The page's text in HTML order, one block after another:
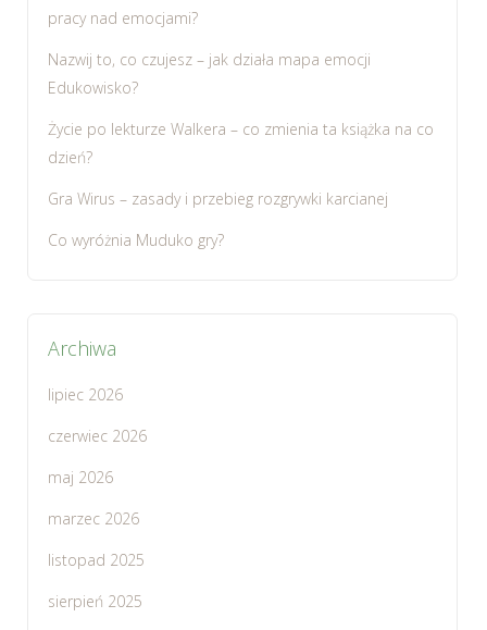
pracy nad emocjami?
Nazwij to, co czujesz – jak działa mapa emocji
Edukowisko?
Życie po lekturze Walkera – co zmienia ta książka na co
dzień?
Gra Wirus – zasady i przebieg rozgrywki karcianej
Co wyróżnia Muduko gry?
Archiwa
lipiec 2026
czerwiec 2026
maj 2026
marzec 2026
listopad 2025
sierpień 2025